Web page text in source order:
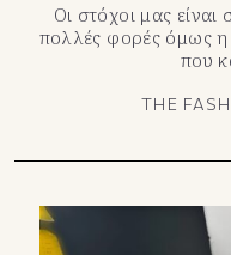
Οι στόχοι μας
πολλές φορές όμως η
που
THE